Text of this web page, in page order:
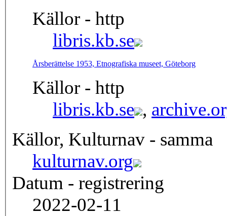
Källor - http
libris.kb.se
Årsberättelse 1953, Etnografiska museet, Göteborg
Källor - http
libris.kb.se ,
Källor, Kulturnav - samma
kulturnav.org
Datum - registrering
2022-02-11